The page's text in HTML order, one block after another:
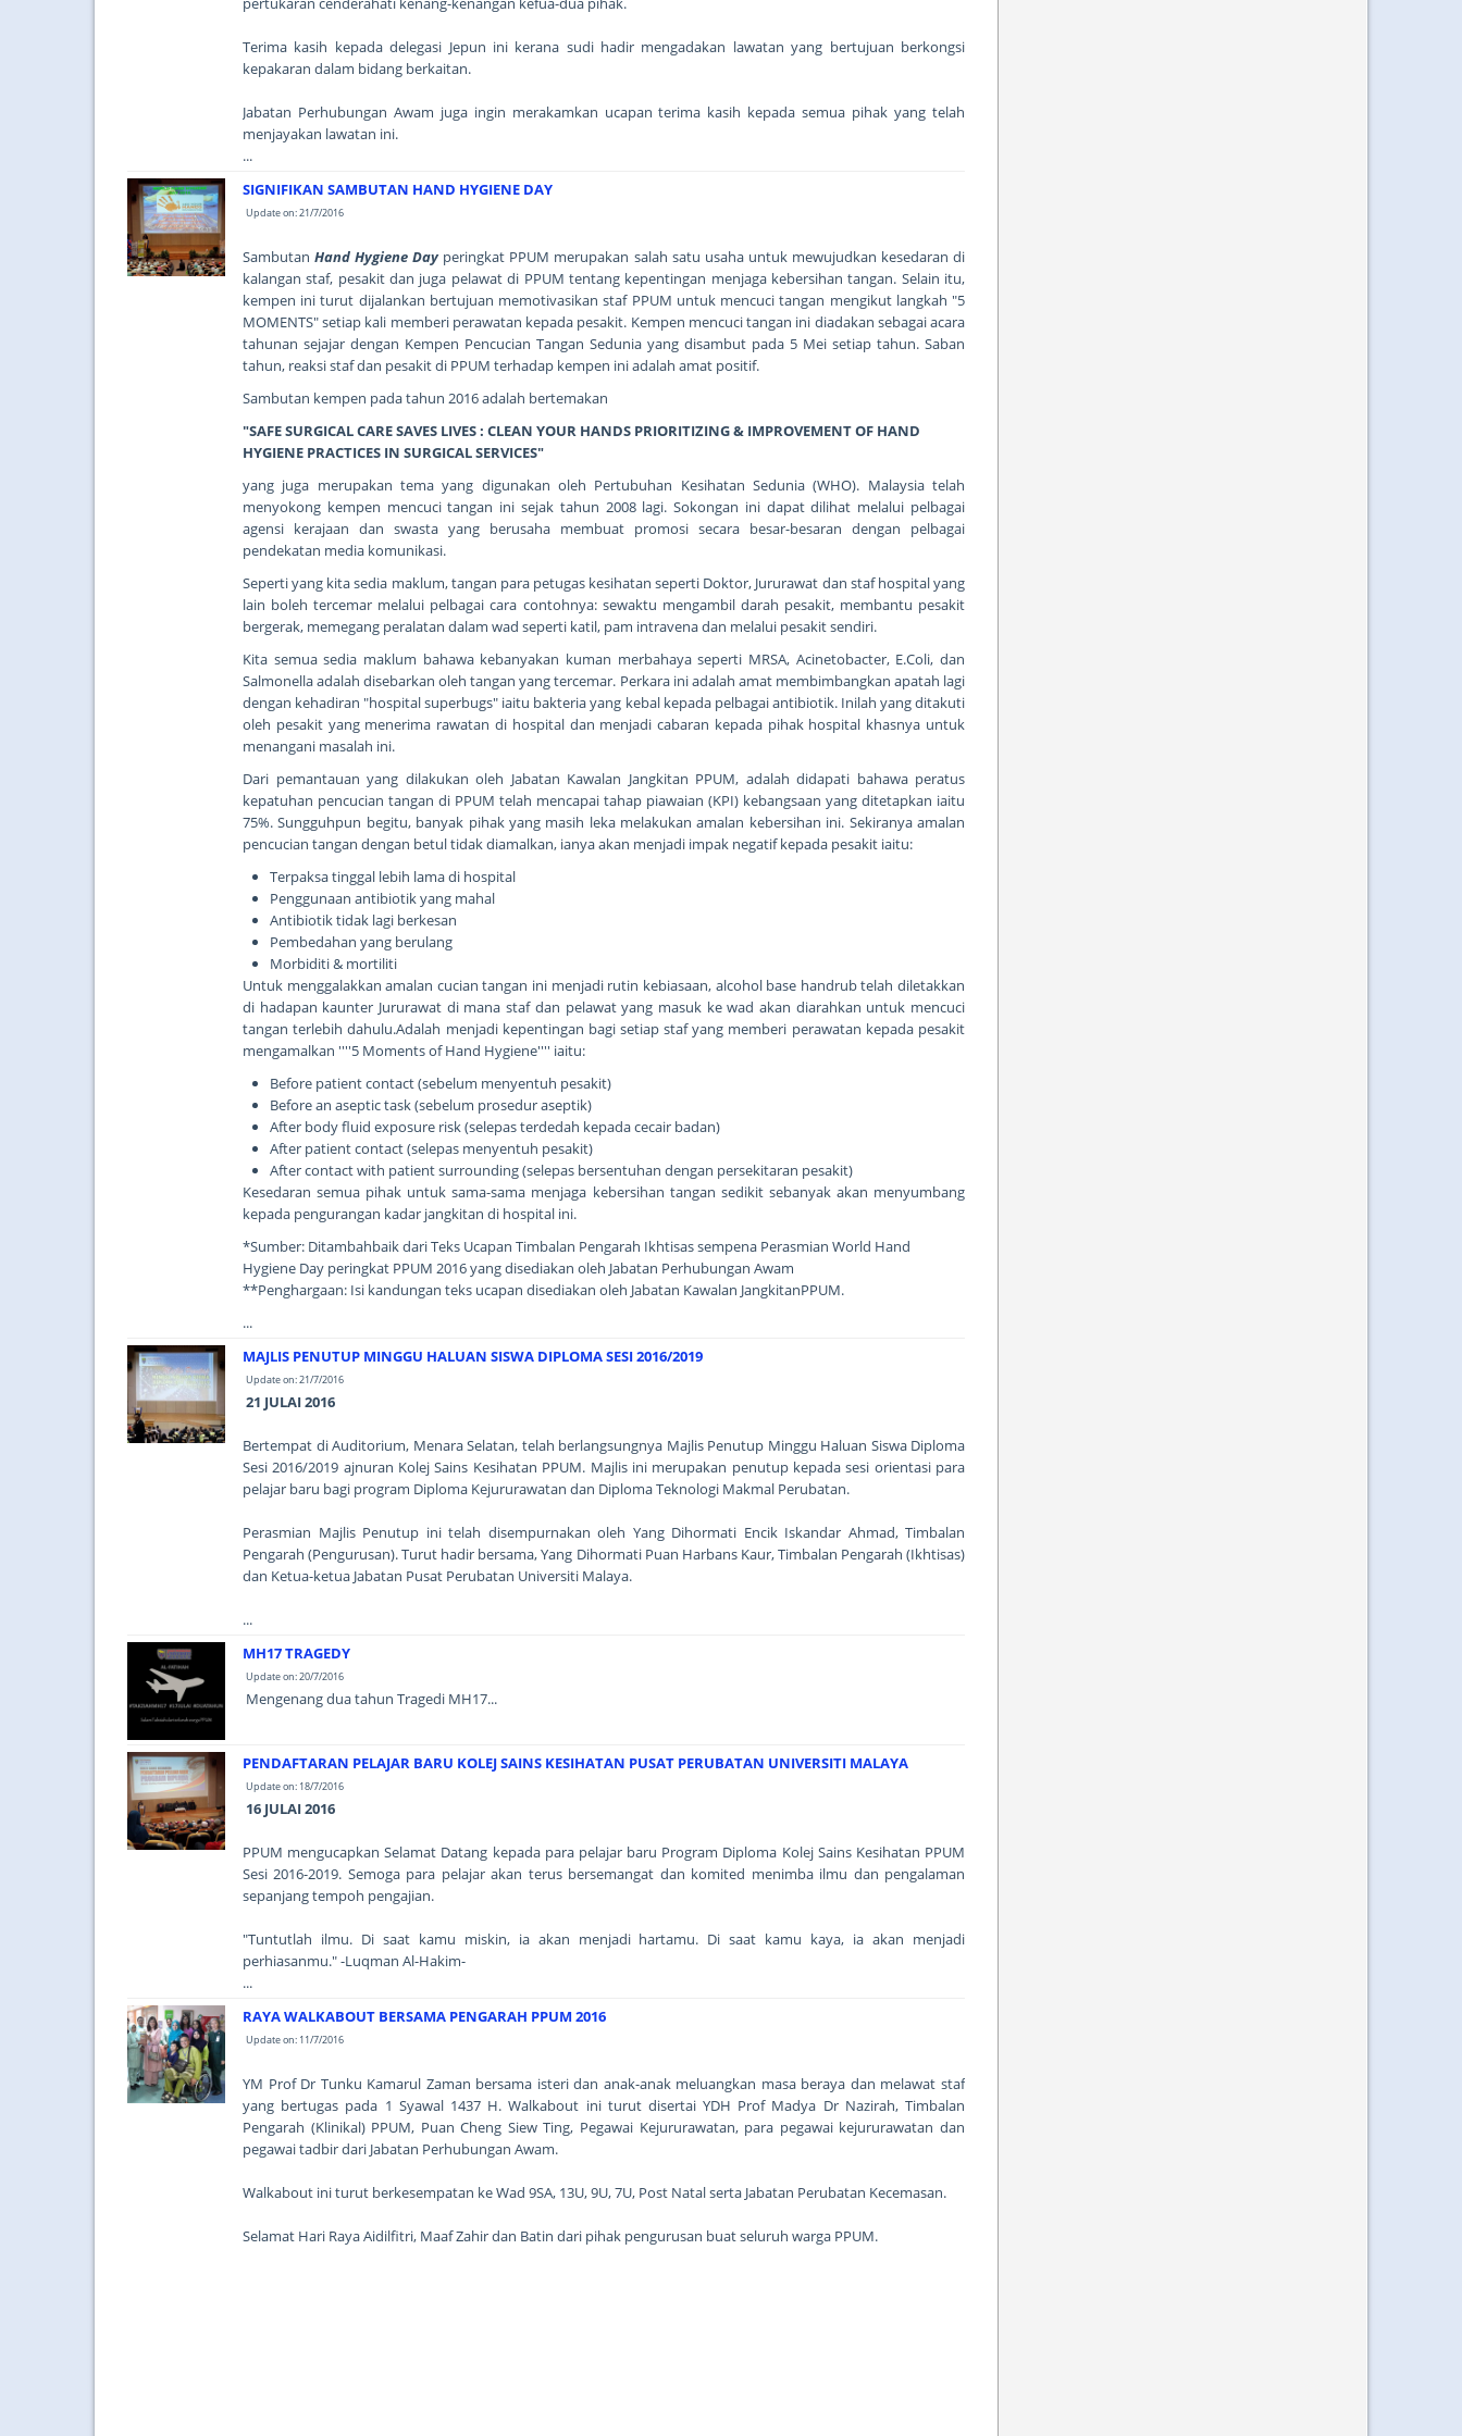
Terima kasih kepada delegasi Jepun ini kerana sudi hadir mengadakan lawatan yang bertujuan berkongsi
kepakaran dalam bidang berkaitan.
Jabatan Perhubungan Awam juga ingin merakamkan ucapan terima kasih kepada semua pihak yang telah
menjayakan lawatan ini.
...
SIGNIFIKAN SAMBUTAN HAND HYGIENE DAY
Update on: 21/7/2016
SambutanHand Hygiene Dayperingkat PPUM merupakan salah satu usaha untuk mewujudkan kesedaran di
kalangan staf, pesakit dan juga pelawat di PPUM tentang kepentingan menjaga kebersihan tangan. Selain itu,
kempen ini turut dijalankan bertujuan memotivasikan staf PPUM untuk mencuci tangan mengikut langkah "5
MOMENTS" setiap kali memberi perawatan kepada pesakit. Kempen mencuci tangan ini diadakan sebagai acara
tahunan sejajar dengan Kempen Pencucian Tangan Sedunia yang disambut pada 5 Mei setiap tahun. Saban
tahun, reaksi staf dan pesakit di PPUM terhadap kempen ini adalah amat positif.
Sambutan kempen pada tahun 2016 adalah bertemakan
"SAFE SURGICAL CARE SAVES LIVES : CLEAN YOUR HANDS PRIORITIZING & IMPROVEMENT OF HAND
HYGIENE PRACTICES IN SURGICAL SERVICES"
yang juga merupakan tema yang digunakan oleh Pertubuhan Kesihatan Sedunia (WHO). Malaysia telah
menyokong kempen mencuci tangan ini sejak tahun 2008 lagi. Sokongan ini dapat dilihat melalui pelbagai
agensi kerajaan dan swasta yang berusaha membuat promosi secara besar-besaran dengan pelbagai
pendekatan media komunikasi.
Seperti yang kita sedia maklum, tangan para petugas kesihatan seperti Doktor, Jururawat dan staf hospital yang
lain boleh tercemar melalui pelbagai cara contohnya: sewaktu mengambil darah pesakit, membantu pesakit
bergerak, memegang peralatan dalam wad seperti katil, pam intravena dan melalui pesakit sendiri.
Kita semua sedia maklum bahawa kebanyakan kuman merbahaya seperti MRSA, Acinetobacter, E.Coli, dan
Salmonella adalah disebarkan oleh tangan yang tercemar. Perkara ini adalah amat membimbangkan apatah lagi
dengan kehadiran "hospital superbugs" iaitu bakteria yang kebal kepada pelbagai antibiotik. Inilah yang ditakuti
oleh pesakit yang menerima rawatan di hospital dan menjadi cabaran kepada pihak hospital khasnya untuk
menangani masalah ini.
Dari pemantauan yang dilakukan oleh Jabatan Kawalan Jangkitan PPUM, adalah didapati bahawa peratus
kepatuhan pencucian tangan di PPUM telah mencapai tahap piawaian (KPI) kebangsaan yang ditetapkan iaitu
75%. Sungguhpun begitu, banyak pihak yang masih leka melakukan amalan kebersihan ini. Sekiranya amalan
pencucian tangan dengan betul tidak diamalkan, ianya akan menjadi impak negatif kepada pesakit iaitu:
Terpaksa tinggal lebih lama di hospital
Penggunaan antibiotik yang mahal
Antibiotik tidak lagi berkesan
Pembedahan yang berulang
Morbiditi & mortiliti
Untuk menggalakkan amalan cucian tangan ini menjadi rutin kebiasaan, alcohol base handrub telah diletakkan
di hadapan kaunter Jururawat di mana staf dan pelawat yang masuk ke wad akan diarahkan untuk mencuci
tangan terlebih dahulu.Adalah menjadi kepentingan bagi setiap staf yang memberi perawatan kepada pesakit
mengamalkan ''''5 Moments of Hand Hygiene'''' iaitu:
Before patient contact (sebelum menyentuh pesakit)
Before an aseptic task (sebelum prosedur aseptik)
After body fluid exposure risk (selepas terdedah kepada cecair badan)
After patient contact (selepas menyentuh pesakit)
After contact with patient surrounding (selepas bersentuhan dengan persekitaran pesakit)
Kesedaran semua pihak untuk sama-sama menjaga kebersihan tangan sedikit sebanyak akan menyumbang
kepada pengurangan kadar jangkitan di hospital ini.
*Sumber: Ditambahbaik dari Teks Ucapan Timbalan Pengarah Ikhtisas sempena Perasmian World Hand
Hygiene Day peringkat PPUM 2016 yang disediakan oleh Jabatan Perhubungan Awam
**Penghargaan: Isi kandungan teks ucapan disediakan oleh Jabatan Kawalan JangkitanPPUM.
...
MAJLIS PENUTUP MINGGU HALUAN SISWA DIPLOMA SESI 2016/2019
Update on: 21/7/2016
21 JULAI 2016
Bertempat di Auditorium, Menara Selatan, telah berlangsungnya Majlis Penutup Minggu Haluan Siswa Diploma
Sesi 2016/2019 ajnuran Kolej Sains Kesihatan PPUM. Majlis ini merupakan penutup kepada sesi orientasi para
pelajar baru bagi program Diploma Kejururawatan dan Diploma Teknologi Makmal Perubatan.
Perasmian Majlis Penutup ini telah disempurnakan oleh Yang Dihormati Encik Iskandar Ahmad, Timbalan
Pengarah (Pengurusan). Turut hadir bersama, Yang Dihormati Puan Harbans Kaur, Timbalan Pengarah (Ikhtisas)
dan Ketua-ketua Jabatan Pusat Perubatan Universiti Malaya.
...
MH17 TRAGEDY
Update on: 20/7/2016
Mengenang dua tahun Tragedi MH17...
PENDAFTARAN PELAJAR BARU KOLEJ SAINS KESIHATAN PUSAT PERUBATAN UNIVERSITI MALAYA
Update on: 18/7/2016
16 JULAI 2016
PPUM mengucapkan Selamat Datang kepada para pelajar baru Program Diploma Kolej Sains Kesihatan PPUM
Sesi 2016-2019. Semoga para pelajar akan terus bersemangat dan komited menimba ilmu dan pengalaman
sepanjang tempoh pengajian.
"Tuntutlah ilmu. Di saat kamu miskin, ia akan menjadi hartamu. Di saat kamu kaya, ia akan menjadi
perhiasanmu." -Luqman Al-Hakim-
...
RAYA WALKABOUT BERSAMA PENGARAH PPUM 2016
Update on: 11/7/2016
YM Prof Dr Tunku Kamarul Zaman bersama isteri dan anak-anak meluangkan masa beraya dan melawat staf
yang bertugas pada 1 Syawal 1437 H. Walkabout ini turut disertai YDH Prof Madya Dr Nazirah, Timbalan
Pengarah (Klinikal) PPUM, Puan Cheng Siew Ting, Pegawai Kejururawatan, para pegawai kejururawatan dan
pegawai tadbir dari Jabatan Perhubungan Awam.
Walkabout ini turut berkesempatan ke Wad 9SA, 13U, 9U, 7U, Post Natal serta Jabatan Perubatan Kecemasan.
Selamat Hari Raya Aidilfitri, Maaf Zahir dan Batin dari pihak pengurusan buat seluruh warga PPUM.